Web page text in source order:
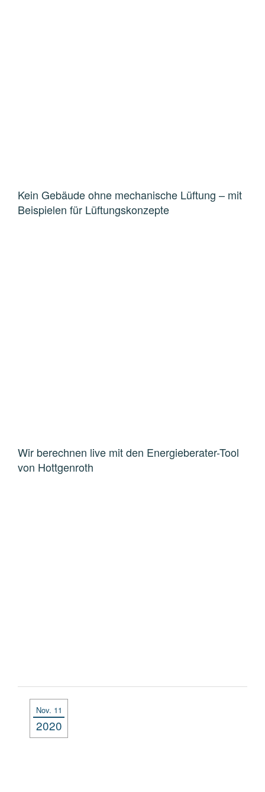
Kein Gebäude ohne mechanische Lüftung – mit
Beispielen für Lüftungskonzepte
Wir berechnen live mit den Energieberater-Tool
von Hottgenroth
Nov. 11
2020